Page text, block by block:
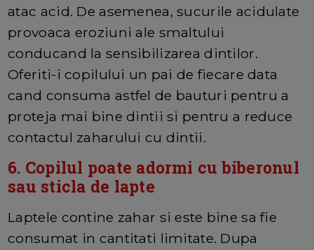
atac acid. De asemenea, sucurile acidulate
provoaca eroziuni ale smaltului
conducand la sensibilizarea dintilor.
Oferiti-i copilului un pai de fiecare data
cand consuma astfel de bauturi pentru a
proteja mai bine dintii si pentru a reduce
contactul zaharului cu dintii.
6. Copilul poate adormi cu biberonul
sau sticla de lapte
Laptele contine zahar si este bine sa fie
consumat in cantitati limitate. Dupa